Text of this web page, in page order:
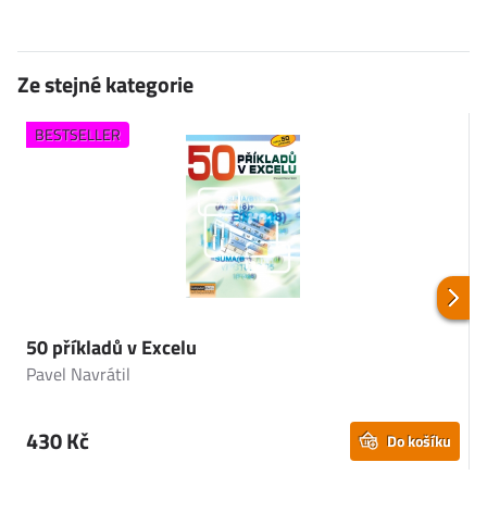
Ze stejné kategorie
BESTSELLER
50 příkladů v Excelu
Pavel Navrátil
430 Kč Do košíku